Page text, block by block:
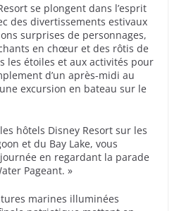
se plongent dans l’esprit
des divertissements estivaux
surprises de personnages,
en chœur et des rôtis de
les étoiles et aux activités pour
d’un après-midi au
excursion en bateau sur le
hôtels Disney Resort sur les
et du Bay Lake, vous
en regardant la parade
Pageant. »
marines illuminées